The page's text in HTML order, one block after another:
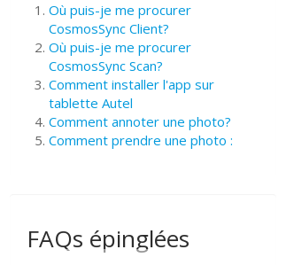
Où puis-je me procurer
CosmosSync Client?
Où puis-je me procurer
CosmosSync Scan?
Comment installer l'app sur
tablette Autel
Comment annoter une photo?
Comment prendre une photo :
FAQs épinglées